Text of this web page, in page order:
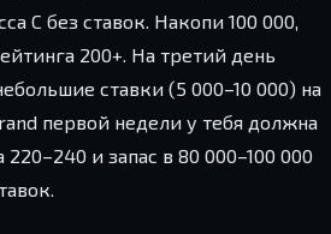
C без ставок. Накопи 100 000,
200+. На третий день
ставки (5 000–10 000) на
первой недели у тебя должна
и запас в 80 000–100 000